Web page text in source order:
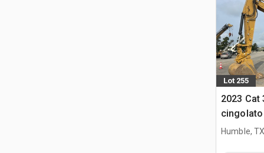
Lot 255
2023 Cat
cingolato
Humble,